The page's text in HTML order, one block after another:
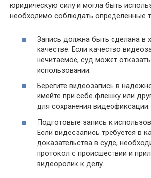
юридическую силу и могла быть
необходимо соблюдать определенные
Запись должна быть сделана в
качестве. Если качество
нечитаемое, суд может
использовании.
Берегите видеозапись в
имейте при себе флешку или
для сохранения видеофиксации.
Подготовьте запись к
Если видеозапись требуется в
доказательства в суде,
протокол о происшествии и
видеоролик к делу.